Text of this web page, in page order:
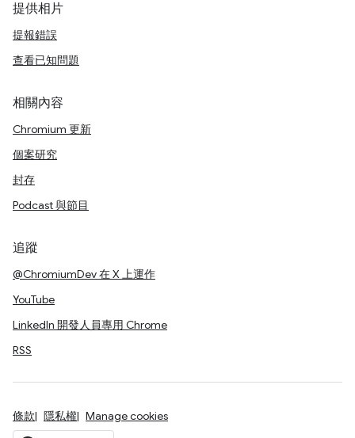
提供相片
提報錯誤
查看已知問題
相關內容
Chromium 更新
個案研究
封存
Podcast 與節目
追蹤
@ChromiumDev 在 X 上運作
YouTube
LinkedIn 開發人員專用 Chrome
RSS
條款 隱私權 Manage cookies